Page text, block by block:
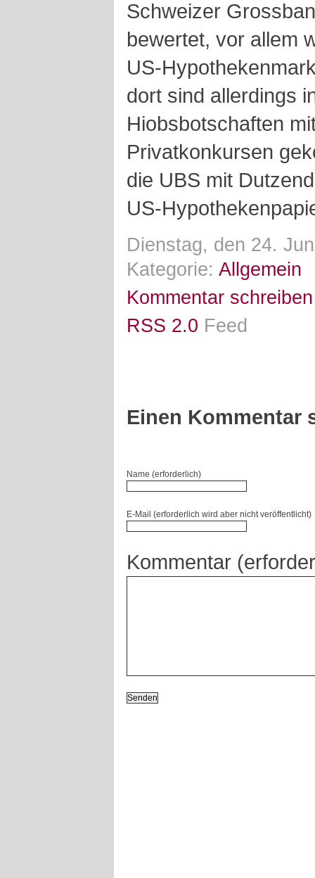
Schweizer
bewertet, vor allem
US-
dort sind allerdings
Hiobsbotschaften
Privatkonkursen
die UBS mit
US-
Dienstag, den 24.
Kategorie: Allgemein
Kommentar schreiben
RSS 2.0 Feed
Einen Kommentar
Name (erforderlich)
E-Mail (erforderlich wird aber nicht veröffentlicht)
Kommentar